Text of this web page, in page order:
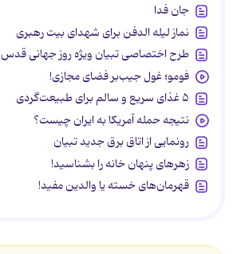
جان فدا
نماز لیله الدفن برای شهدای بیت رهبری
طرح اختصاصی تبیان ویژه روز جهانی قدس
فومو؛ غول جیب‌بر فضای مجازی!
۵ غذای سریع و سالم برای طبیعت‌گردی
نتیجه حمله آمریکا به ایران چیست؟
رونمایی از اتاق برق جدید تبیان
زهرهای پنهان خانه را بشناسید!
قهرمان‌های خسته یا والدین مفید!